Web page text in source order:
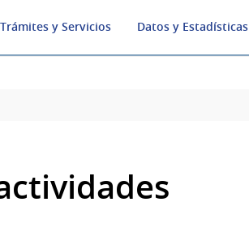
Trámites y Servicios Datos y Estadísticas